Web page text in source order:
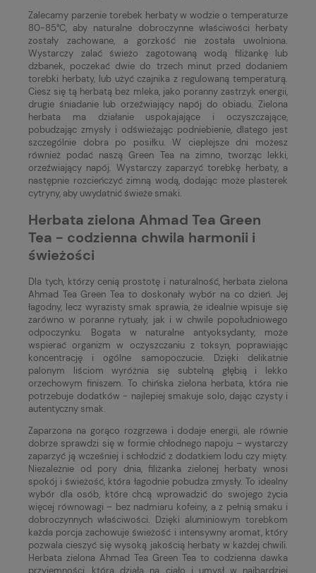
Zalecamy parzenie torebek herbaty w wodzie o temperaturze
80-85°C, aby naturalne dobroczynne właściwości herbaty
zostały zachowane, a gorzkość nie została uwolniona.
Wystarczy zalać świeżo zagotowaną wodą filiżankę lub
dzbanek, poczekać dwie do trzech minut przed dodaniem
torebki herbaty, lub użyć czajnika z regulowaną temperaturą.
Ciesz się tą herbatą bez mleka, jako poranny zastrzyk energii,
drugie śniadanie lub orzeźwiający napój do obiadu. Zielona
herbata ma działanie uspokajające i oczyszczające,
pobudzając zmysły i odświeżając podniebienie, dlatego jest
szczególnie dobra po posiłku. W cieplejsze dni możesz
również podać naszą Green Tea na zimno, tworząc lekki,
orzeźwiający napój. Wystarczy zaparzyć torebkę herbaty, a
następnie rozcieńczyć zimną wodą, dodając może plasterek
cytryny, aby uwydatnić świeże smaki.
Herbata zielona Ahmad Tea Green
Tea - codzienna chwila harmonii i
świeżości
Dla tych, którzy cenią prostotę i naturalność, herbata zielona
Ahmad Tea Green Tea to doskonały wybór na co dzień. Jej
łagodny, lecz wyrazisty smak sprawia, że idealnie wpisuje się
zarówno w poranne rytuały, jak i w chwile popołudniowego
odpoczynku. Bogata w naturalne antyoksydanty, może
wspierać organizm w oczyszczaniu z toksyn, poprawiając
koncentrację i ogólne samopoczucie. Dzięki delikatnie
palonym liściom wyróżnia się subtelną głębią i lekko
orzechowym finiszem. To chińska zielona herbata, która nie
potrzebuje dodatków - najlepiej smakuje solo, dając czysty i
autentyczny smak.
Zaparzona na gorąco rozgrzewa i dodaje energii, ale równie
dobrze sprawdzi się w formie chłodnego napoju – wystarczy
zaparzyć ją wcześniej i schłodzić z dodatkiem lodu czy mięty.
Niezależnie od pory dnia, filiżanka zielonej herbaty wnosi
spokój i świeżość, która łagodnie pobudza zmysły. To idealny
wybór dla osób, które chcą wprowadzić do swojego życia
więcej równowagi – bez nadmiaru kofeiny, a z pełnią smaku i
dobroczynnych właściwości. Dzięki aluminiowym torebkom
każda porcja zachowuje świeżość i intensywny aromat, który
pozwala cieszyć się wysoką jakością herbaty w każdej chwili.
Herbata zielona Ahmad Tea Green Tea to codzienna dawka